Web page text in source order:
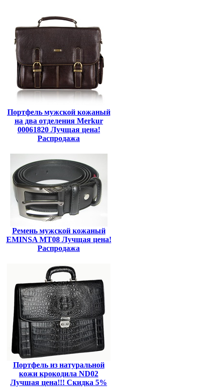
Портфель мужской кожаный
на два отделения Merkur
00061820 Лучщая цена!
Распродажа
Ремень мужской кожаный
EMINSA MT08 Лучщая цена!
Распродажа
Портфель из натуральной
кожи крокодила ND02
Лучшая цена!!! Скидка 5%